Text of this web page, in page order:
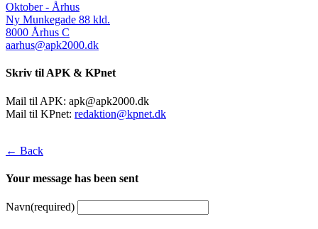
Oktober - Århus
Ny Munkegade 88 kld.
8000 Århus C
aarhus@apk2000.dk
Skriv til APK & KPnet
Mail til APK: apk@apk2000.dk
Mail til KPnet: redaktion@kpnet.dk
← Back
Your message has been sent
Navn(required)